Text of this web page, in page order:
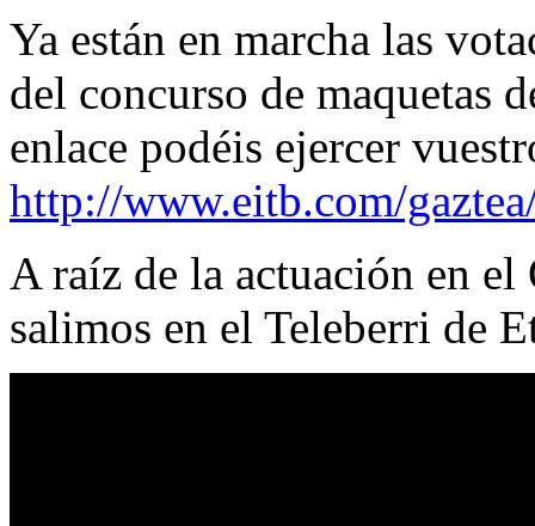
Ya están en marcha las
del concurso de maquetas
enlace podéis ejercer
http://www.eitb.com/
A raíz de la actuación en
salimos en el Teleberri de